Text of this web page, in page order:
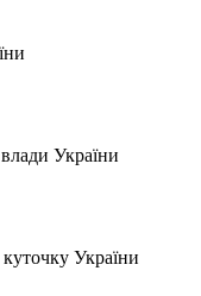
України
України